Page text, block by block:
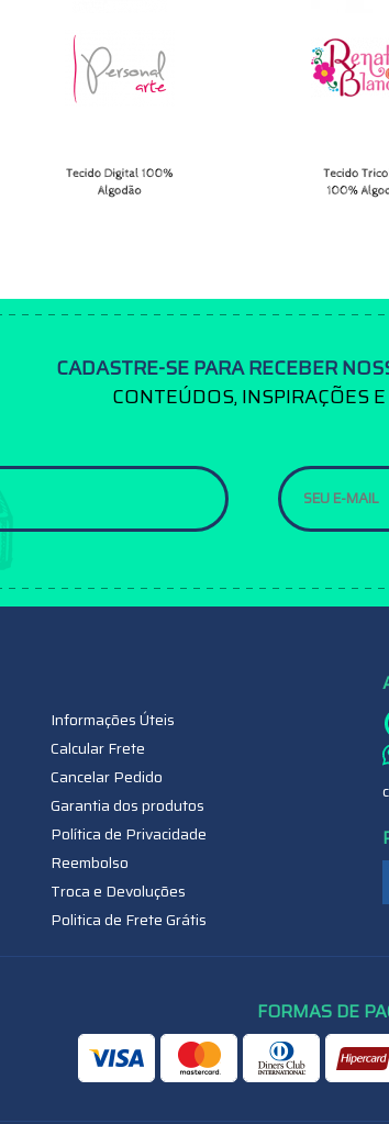
CADASTRE-SE PARA RECEBER
CONTEÚDOS, INSPIRAÇÕES
Informações Úteis
Calcular Frete
Cancelar Pedido
Garantia dos produtos
Política de Privacidade
Reembolso
Troca e Devoluções
Politica de Frete Grátis
FORMAS DE